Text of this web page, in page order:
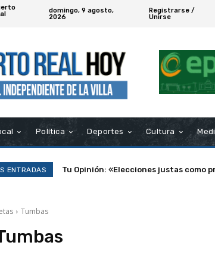
domingo, 9 agosto,
2026
Registrarse /
Unirse
Política Deportes Cultura
ENTRADAS Tu Opinión: «Elecciones justas como
Tumbas